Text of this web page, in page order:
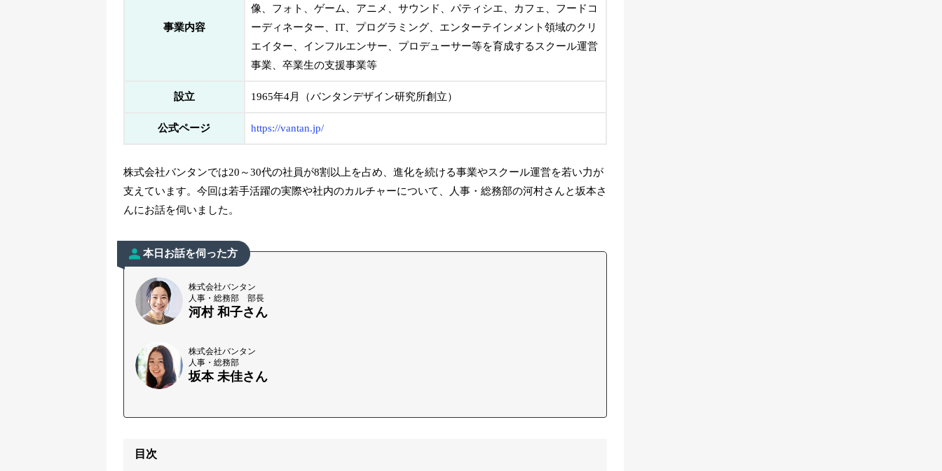
事業内容
像、フォト、ゲーム、アニメ、サウンド、パティシエ、カフェ、フードコ
ーディネーター、IT、プログラミング、エンターテインメント領域のクリ
エイター、インフルエンサー、プロデューサー等を育成するスクール運営
事業、卒業生の支援事業等
設立 1965年4月（バンタンデザイン研究所創立）
公式ページ https://vantan.jp/
株式会社バンタンでは20～30代の社員が8割以上を占め、進化を続ける事業やスクール運営を若い力が
支えています。今回は若手活躍の実際や社内のカルチャーについて、人事・総務部の河村さんと坂本さ
んにお話を伺いました。
本日お話を伺った方
株式会社バンタン
人事・総務部 部長
河村 和子さん
株式会社バンタン
人事・総務部
坂本 未佳さん
目次